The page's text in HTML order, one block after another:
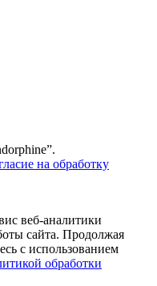
на обработку
веб-аналитики
сайта. Продолжая
с использованием
обработки